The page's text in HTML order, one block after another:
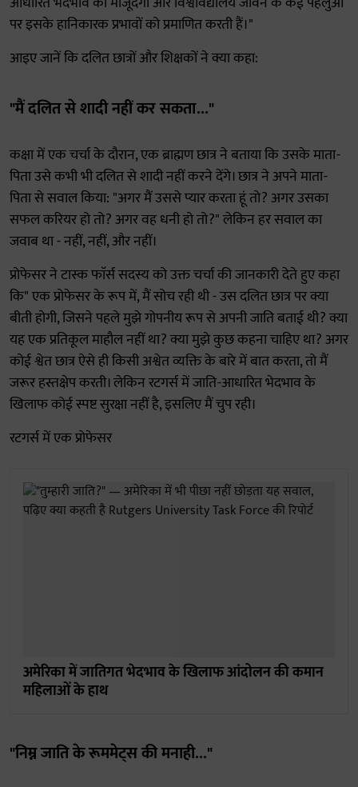
पर इसके हानिकारक प्रभावों को प्रमाणित करती हैं।"
आइए जानें कि दलित छात्रों और शिक्षकों ने क्या कहा:
"मैं दलित से शादी नहीं कर सकता..."
कक्षा में एक चर्चा के दौरान, एक ब्राह्मण छात्र ने बताया कि उसके माता-
पिता उसे कभी भी दलित से शादी नहीं करने देंगे। छात्र ने अपने माता-
पिता से सवाल किया: "अगर मैं उससे प्यार करता हूं तो? अगर उसका
सफल करियर हो तो? अगर वह धनी हो तो?" लेकिन हर सवाल का
जवाब था - नहीं, नहीं, और नहीं।
प्रोफेसर ने टास्क फाॅर्स सदस्य को उक्त चर्चा की जानकारी देते हुए कहा
कि" एक प्रोफेसर के रूप में, मैं सोच रही थी - उस दलित छात्र पर क्या
बीती होगी, जिसने पहले मुझे गोपनीय रूप से अपनी जाति बताई थी? क्या
यह एक प्रतिकूल माहौल नहीं था? क्या मुझे कुछ कहना चाहिए था? अगर
कोई श्वेत छात्र ऐसे ही किसी अश्वेत व्यक्ति के बारे में बात करता, तो मैं
जरूर हस्तक्षेप करती। लेकिन रटगर्स में जाति-आधारित भेदभाव के
खिलाफ कोई स्पष्ट सुरक्षा नहीं है, इसलिए मैं चुप रही।
रटगर्स में एक प्रोफेसर
अमेरिका में जातिगत भेदभाव के खिलाफ आंदोलन की कमान
महिलाओं के हाथ
"निम्न जाति के रूममेट्स की मनाही..."